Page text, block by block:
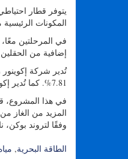
يتوفر قطار
المكونات
إضافية من
7.81%. كما تُدير إكوينور رخصة ميكيل المجاورة بحصة 43.97%، إلى جانب فار إنرجي بنسبة 48.38%، وريبسول نورج بنسبة 7.65%.
في هذا المشروع،
المزيد من الغاز
وفقًا لتروند بوكن،
الطاقة البحرية,